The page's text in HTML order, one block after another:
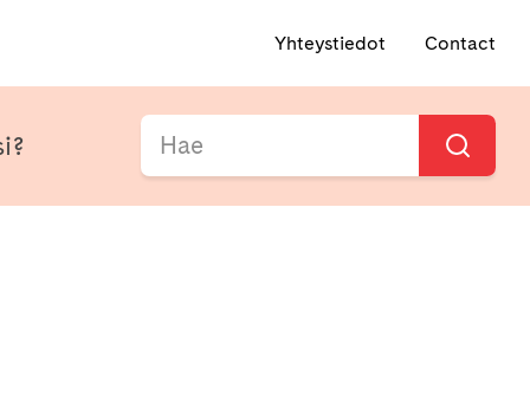
Yhteystiedot Contact